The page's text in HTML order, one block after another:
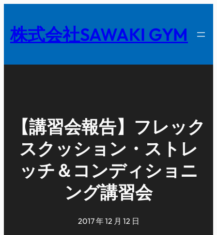
を
キ
株式会社SAWAKI GYM
【講習会報告】フレック
スクッション・ストレ
ッチ＆コンディショニ
ング講習会
2017 年 12 月 12 日